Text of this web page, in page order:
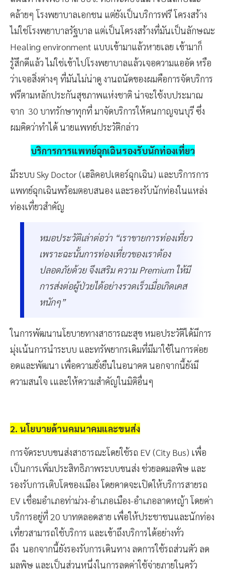
คล้ายๆ โรงพยาบาลเอกชน แต่ยังเป็นบริการฟรี โครงสร้าง
ไม่ใช่โรงพยาบาลรัฐบาล แต่เป็นโครงสร้างที่มันเป็นลักษณะ
Healing environment แบบเข้ามาแล้วหายเลย เข้ามาก็
รู้สึกดีแล้ว ไม่ใช่เข้าไปโรงพยาบาลแล้วเจอความแออัด หรือ
ว่าเจอสิ่งต่างๆ ที่มันไม่น่าดู งานถนัดของผมคือการจัดบริการ
ฟรีตามหลักประกันสุขภาพแห่งชาติ น่าจะใช้งบประมาณ
จาก 30 บาทรักษาทุกที่ มาจัดบริการให้คนกาญจนบุรี ซึ่ง
ผมคิดว่าทำได้ นายแพทย์ประวัติกล่าว
บริการการแพทย์ฉุกเฉินรองรับนักท่องเที่ยว
มีระบบ Sky Doctor (เฮลิคอปเตอร์ฉุกเฉิน) และบริการการ
แพทย์ฉุกเฉินพร้อมตอบสนอง และรองรับนักท่องในแหล่ง
ท่องเที่ยวสำคัญ
หมอประวัติเล่าต่อว่า “เราขายการท่องเที่ยว
เพราะฉะนั้นการท่องเที่ยวของเราต้อง
ปลอดภัยด้วย จึงเสริม ความ Premium ให้มี
การส่งต่อผู้ป่วยได้อย่างรวดเร็วเมื่อเกิดเคส
หนักๆ”
ในการพัฒนานโยบายทางสาธารณะสุข หมอประวัติได้มีการ
มุ่งเน้นการนำระบบ และทรัพยากรเดิมที่มีมาใช้ในการต่อย
อดและพัฒนา เพื่อความยั่งยืนในอนาคต นอกจากนี้ยังมี
ความสนใจ เและให้ความสำคัญในมิติอื่นๆ
2. นโยบายด้านคมนาคมและขนส่ง
การจัดระบบขนส่งสาธารณะโดยใช้รถ EV (City Bus) เพื่อ
เป็นการเพิ่มประสิทธิภาพระบบขนส่ง ช่วยลดมลพิษ และ
รองรับการเติบโตของเมือง โดยคาดจะเปิดให้บริการสายรถ
EV เชื่อมอำเภอท่าม่วง-อำเภอเมือง-อำเภอลาดหญ้า โดยค่า
บริการอยู่ที่ 20 บาทตลอดสาย เพื่อให้ประชาชนและนักท่อง
เที่ยวสามารถใช้บริการ และเข้าถึงบริการได้อย่างทั่ว
ถึง นอกจากนี้ยังรองรับการเดินทาง ลดการใช้รถส่วนตัว ลด
มลพิษ และเป็นส่วนหนึ่งในการลดค่าใช้จ่ายภายในครัว